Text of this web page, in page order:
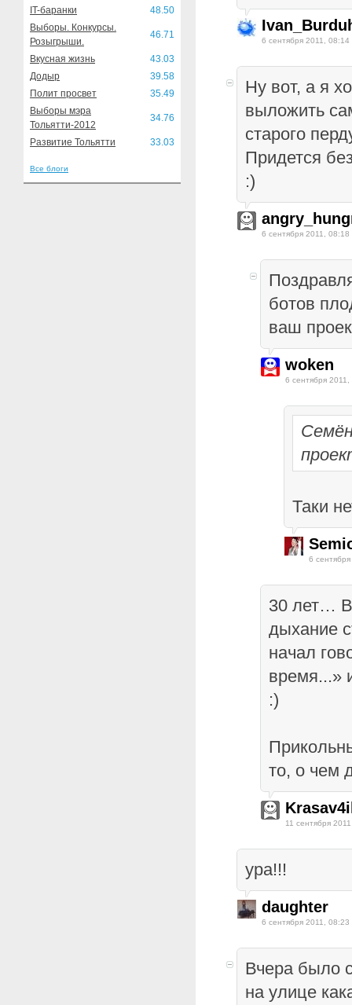
IT-баранки
48.50
Выборы. Конкурсы.
Розыгрыши.
46.71
Вкусная жизнь
43.03
Додыр
39.58
Полит просвет
35.49
Выборы мэра
Тольятти-2012
34.76
Развитие Тольятти 33.03
Все блоги
6 сентября 2011, 08:14
Ну вот, а я
выложить
старого
Придется
:)
6 сентября 2011, 08:18
ботов
ваш
woken
6 сентября
Таки
6
30 лет…
дыхание
начал
время...»
:)
то, о чем
11 сентября
ура!!!
daughter
6 сентября 2011, 08:23
Вчера было
на улице